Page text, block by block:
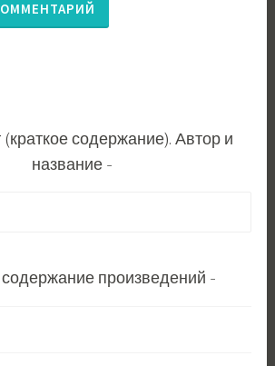
(краткое содержание). Автор и
название
содержание произведений